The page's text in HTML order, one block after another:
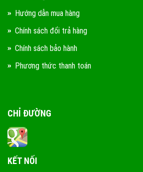
Hướng dẫn mua hàng
Chính sách đổi trả hàng
Chính sách bảo hành
Phương thức thanh toán
CHỈ ĐƯỜNG
KẾT NỐI